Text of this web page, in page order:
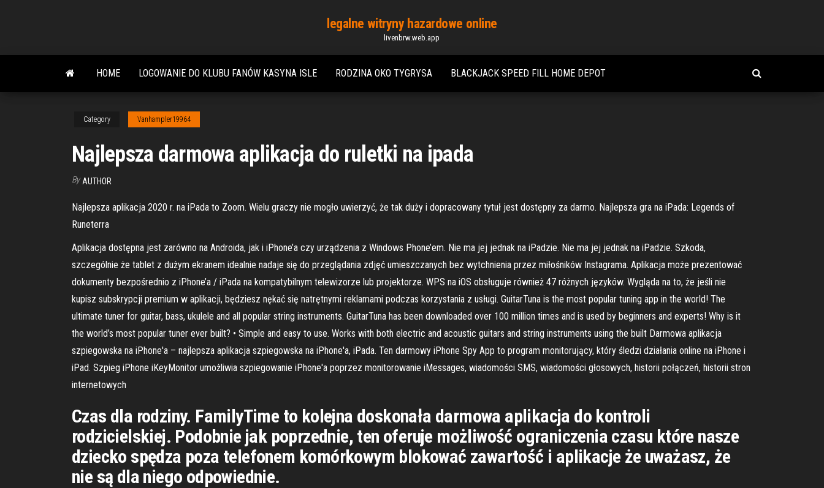
content
legalne witryny hazardowe online
livenbrw.web.app
HOME LOGOWANIE DO KLUBU FANÓW KASYNA ISLE RODZINA OKO TYGRYSA BLACKJACK SPEED FILL HOME DEPOT
Category Vanhampler19964
Najlepsza darmowa aplikacja do ruletki na ipada
By AUTHOR
Najlepsza aplikacja 2020 r. na iPada to Zoom. Wielu graczy nie mogło uwierzyć, że tak duży i dopracowany tytuł jest dostępny za darmo. Najlepsza gra na iPada: Legends of
Runeterra
Aplikacja dostępna jest zarówno na Androida, jak i iPhone’a czy urządzenia z Windows Phone’em. Nie ma jej jednak na iPadzie. Nie ma jej jednak na iPadzie. Szkoda,
szczególnie że tablet z dużym ekranem idealnie nadaje się do przeglądania zdjęć umieszczanych bez wytchnienia przez miłośników Instagrama. Aplikacja może prezentować
dokumenty bezpośrednio z iPhone’a / iPada na kompatybilnym telewizorze lub projektorze. WPS na iOS obsługuje również 47 różnych języków. Wygląda na to, że jeśli nie
kupisz subskrypcji premium w aplikacji, będziesz nękać się natrętnymi reklamami podczas korzystania z usługi. GuitarTuna is the most popular tuning app in the world! The
ultimate tuner for guitar, bass, ukulele and all popular string instruments. GuitarTuna has been downloaded over 100 million times and is used by beginners and experts! Why is it
the world’s most popular tuner ever built? • Simple and easy to use. Works with both electric and acoustic guitars and string instruments using the built Darmowa aplikacja
szpiegowska na iPhone'a – najlepsza aplikacja szpiegowska na iPhone'a, iPada. Ten darmowy iPhone Spy App to program monitorujący, który śledzi działania online na iPhone i
iPad. Szpieg iPhone iKeyMonitor umożliwia szpiegowanie iPhone'a poprzez monitorowanie iMessages, wiadomości SMS, wiadomości głosowych, historii połączeń, historii stron
internetowych
Czas dla rodziny. FamilyTime to kolejna doskonała darmowa aplikacja do kontroli
rodzicielskiej. Podobnie jak poprzednie, ten oferuje możliwość ograniczenia czasu które nasze
dziecko spędza poza telefonem komórkowym blokować zawartość i aplikacje że uważasz, że
nie są dla niego odpowiednie.